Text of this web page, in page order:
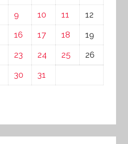
9 10 11
12
16 17 18
19
23 24 25
26
30 31